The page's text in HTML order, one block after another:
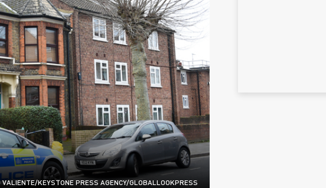
KEYSTONE PRESS AGENCY/GLOBALLOOKPRESS